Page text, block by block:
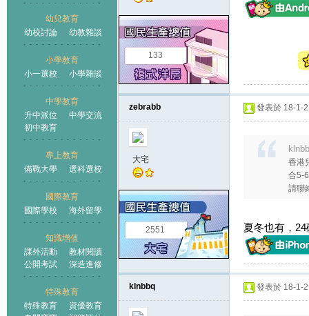
幼兒教育
幼校討論
幼教雜談
小學教育
小一選校
小學雜談
中學教育
升中派位
中學交流
初中教育
專上教育
備戰大學
選科選校
國際教育
國際學校
海外留學
知識增值
課外活動
教材閱讀
公開考試
深造進修
特殊教育
特殊教育
資優教育
王國
133
zebrabb
大宅
2551
發表於 18-1-
香港
合5-
請聯
夏冬也有，24
klnbbq 發表於 18-1-